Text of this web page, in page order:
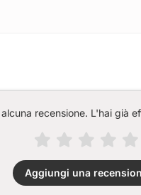
recensione. L'hai già
Aggiungi una